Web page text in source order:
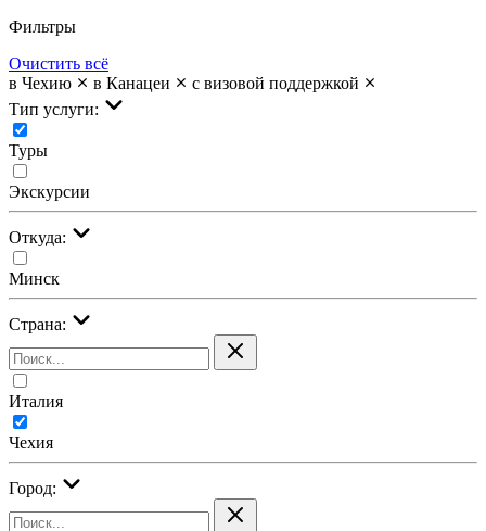
Фильтры
Очистить всё
в Чехию
в Канацеи
с визовой поддержкой
Тип услуги:
Туры
Экскурсии
Откуда:
Минск
Страна:
Италия
Чехия
Город: